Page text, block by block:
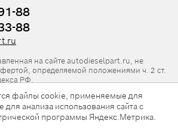
88
88
на сайте autodieselpart.ru, не
определяемой положениями ч. 2 ст.
РФ.
сетях
файлы cookie, применяемые для
для анализа использования сайта с
программы Яндекс.Метрика.